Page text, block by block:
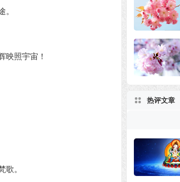
。
映照宇宙！
歌。
热评文章